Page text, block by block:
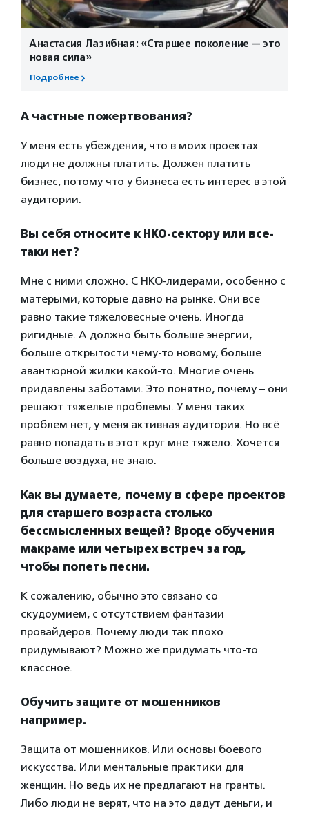
Анастасия Лазибная: «Старшее поколение — это
новая сила»
Подробнее
А частные пожертвования?
У меня есть убеждения, что в моих проектах
люди не должны платить. Должен платить
бизнес, потому что у бизнеса есть интерес в этой
аудитории.
Вы себя относите к НКО-сектору или все-
таки нет?
Мне с ними сложно. С НКО-лидерами, особенно с
матерыми, которые давно на рынке. Они все
равно такие тяжеловесные очень. Иногда
ригидные. А должно быть больше энергии,
больше открытости чему-то новому, больше
авантюрной жилки какой-то. Многие очень
придавлены заботами. Это понятно, почему – они
решают тяжелые проблемы. У меня таких
проблем нет, у меня активная аудитория. Но всё
равно попадать в этот круг мне тяжело. Хочется
больше воздуха, не знаю.
Как вы думаете, почему в сфере проектов
для старшего возраста столько
бессмысленных вещей? Вроде обучения
макраме или четырех встреч за год,
чтобы попеть песни.
К сожалению, обычно это связано со
скудоумием, с отсутствием фантазии
провайдеров. Почему люди так плохо
придумывают? Можно же придумать что-то
классное.
Обучить защите от мошенников
например.
Защита от мошенников. Или основы боевого
искусства. Или ментальные практики для
женщин. Но ведь их не предлагают на гранты.
Либо люди не верят, что на это дадут деньги, и